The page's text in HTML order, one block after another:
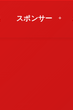
スポンサー